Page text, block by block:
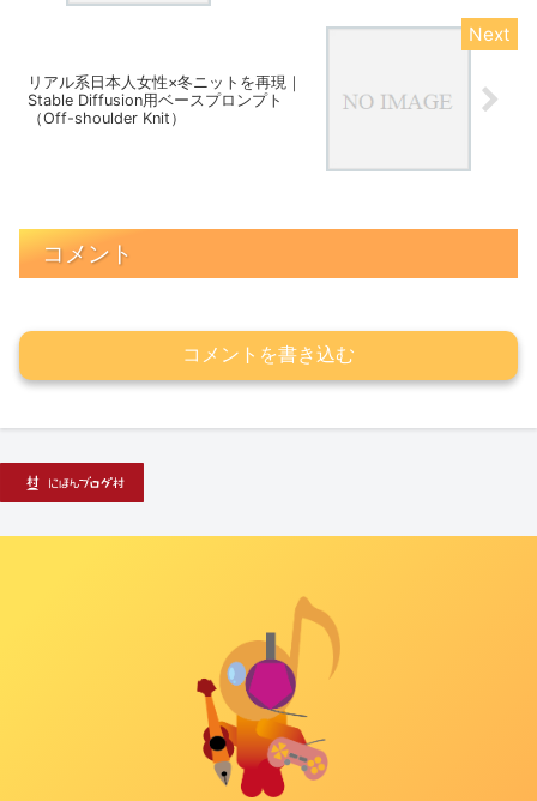
リアル系日本人女性×冬ニットを再現｜
Stable Diffusion用ベースプロンプト
（Off-shoulder Knit）
コメント
コメントを書き込む